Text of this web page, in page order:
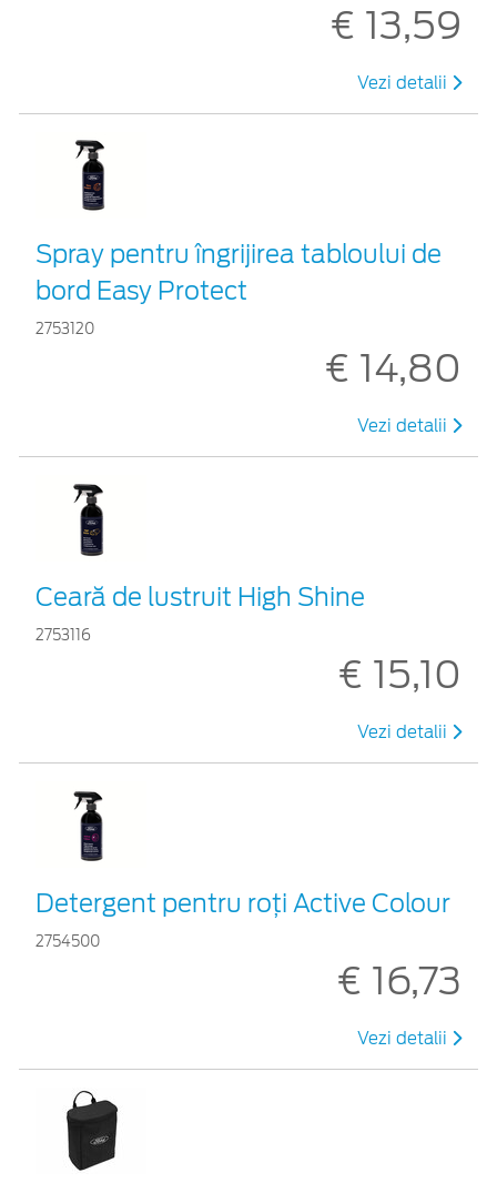
€ 13,59
Vezi detalii
Spray pentru îngrijirea tabloului de
bord Easy Protect
2753120
€ 14,80
Vezi detalii
Ceară de lustruit High Shine
2753116
€ 15,10
Vezi detalii
Detergent pentru roți Active Colour
2754500
€ 16,73
Vezi detalii